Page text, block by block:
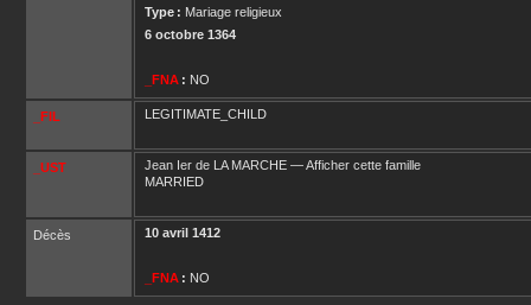
Type : Mariage religieux
6 octobre 1364
_FNA : NO
_FIL LEGITIMATE_CHILD
_UST Jean Ier de LA MARCHE —Afficher cette famille
MARRIED
Décès 10 avril 1412
_FNA : NO